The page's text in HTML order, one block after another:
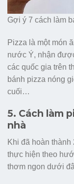
Gợi ý 7 cách làm
Pizza là một món
nước Ý, nhận
các quốc gia trên
bánh pizza nóng
cuối…
5. Cách làm
nhà
Khi đã hoàn
thực hiện theo
thơm ngon dưới